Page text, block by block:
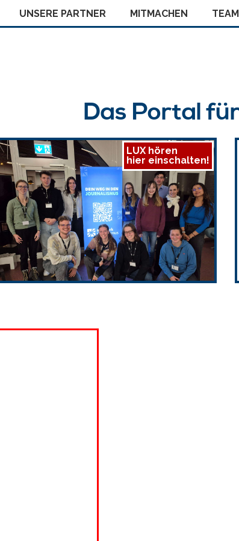
UNSERE PARTNER MITMACHEN TEAM
Das Portal
LUX hören
hier einschalten!